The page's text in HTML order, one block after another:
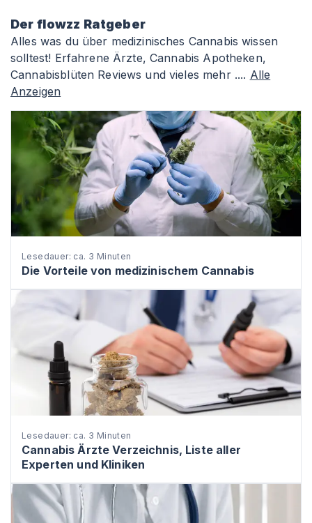
Der flowzz Ratgeber
Alles was du über medizinisches Cannabis wissen
solltest! Erfahrene Ärzte, Cannabis Apotheken,
Cannabisblüten Reviews und vieles mehr .... Alle
Anzeigen
Lesedauer: ca. 3 Minuten
Die Vorteile von medizinischem Cannabis
Lesedauer: ca. 3 Minuten
Cannabis Ärzte Verzeichnis, Liste aller
Experten und Kliniken